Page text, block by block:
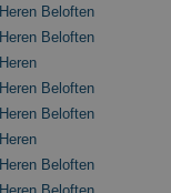
Heren Beloften
Heren Beloften
Heren
Heren Beloften
Heren Beloften
Heren
Heren Beloften